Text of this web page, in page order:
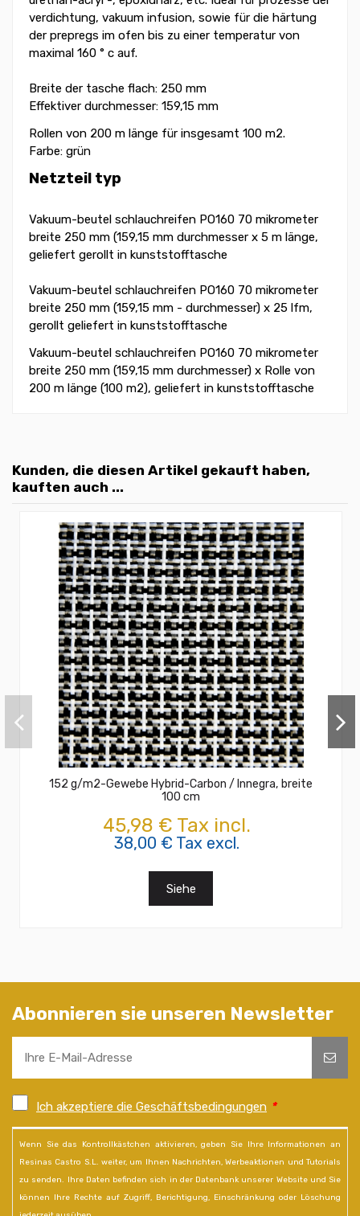
verdichtung, vakuum infusion, sowie für die härtung
der prepregs im ofen bis zu einer temperatur von
maximal 160 ° c auf.
Breite der tasche flach: 250 mm
Effektiver durchmesser: 159,15 mm
Rollen von 200 m länge für insgesamt 100 m2.
Farbe: grün
Netzteil typ
Vakuum-beutel schlauchreifen PO160 70 mikrometer
breite 250 mm (159,15 mm durchmesser x 5 m länge,
geliefert gerollt in kunststofftasche
Vakuum-beutel schlauchreifen PO160 70 mikrometer
breite 250 mm (159,15 mm - durchmesser) x 25 lfm,
gerollt geliefert in kunststofftasche
Vakuum-beutel schlauchreifen PO160 70 mikrometer
breite 250 mm (159,15 mm durchmesser) x Rolle von
200 m länge (100 m2), geliefert in kunststofftasche
Kunden, die diesen Artikel gekauft haben,
kauften auch ...
152 g/m2-Gewebe Hybrid-Carbon / Innegra, breite
100 cm
45,98 € Tax incl.
38,00 € Tax excl.
Siehe
Abonnieren sie unseren Newsletter
Ich akzeptiere die Geschäftsbedingungen *
Wenn Sie das Kontrollkästchen aktivieren, geben Sie Ihre Informationen an
Resinas Castro S.L. weiter, um Ihnen Nachrichten, Werbeaktionen und Tutorials
zu senden. Ihre Daten befinden sich in der Datenbank unserer Website und Sie
können Ihre Rechte auf Zugriff, Berichtigung, Einschränkung oder Löschung